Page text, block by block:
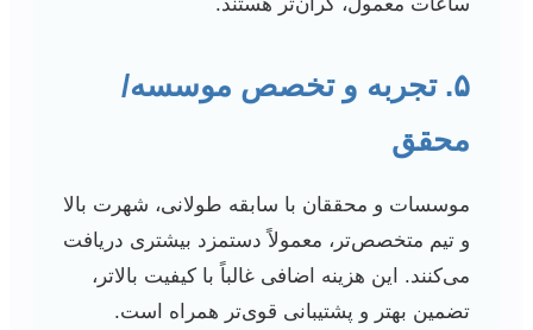
ساعات معمول، گران‌تر هستند.
۵. تجربه و تخصص موسسه/
محقق
موسسات و محققان با سابقه طولانی، شهرت بالا
و تیم متخصص‌تر، معمولاً دستمزد بیشتری دریافت
می‌کنند. این هزینه اضافی غالباً با کیفیت بالاتر،
تضمین بهتر و پشتیبانی قوی‌تر همراه است.